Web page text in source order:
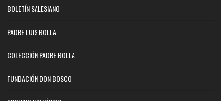
BOLETÍN SALESIANO
PADRE LUIS BOLLA
COLECCIÓN PADRE BOLLA
FUNDACIÓN DON BOSCO